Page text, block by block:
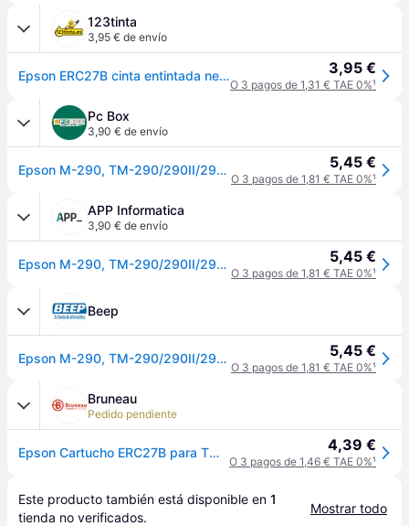
123tinta
3,95 € de envío
Epson ERC27B cinta entintada negra (original) 3,95 €
O 3 pagos de 1,31 € TAE 0%¹
Pc Box
3,90 € de envío
Epson M-290, TM-290/290II/295 ERC-27B (S015224) Cinta Nylon Negro 5,45 €
O 3 pagos de 1,81 € TAE 0%¹
APP Informatica
3,90 € de envío
Epson M-290, TM-290/290II/295 ERC-27B (S015224) Cinta Nylon Negro 5,45 €
O 3 pagos de 1,81 € TAE 0%¹
Beep
Epson M-290, TM-290/290II/295 ERC-27B (S015224) Cinta Nylon Negro 5,45 €
O 3 pagos de 1,81 € TAE 0%¹
Bruneau
Pedido pendiente
Epson Cartucho ERC27B para TM-U290/II, -U295, M-290, negro 4,39 €
O 3 pagos de 1,46 € TAE 0%¹
Este producto también está disponible en 1
tienda no verificados.
Mostrar todo